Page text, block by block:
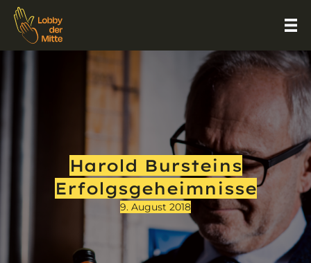
Harold Bursteins
Erfolgsgeheimnisse
9. August 2018